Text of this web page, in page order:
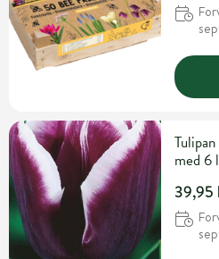
Tulipan løg, Tulip
med 6
39,95